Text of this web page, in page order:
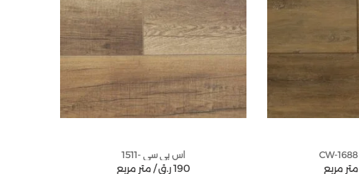
اس بي سي -1511
متر مربع / 190ر.ق